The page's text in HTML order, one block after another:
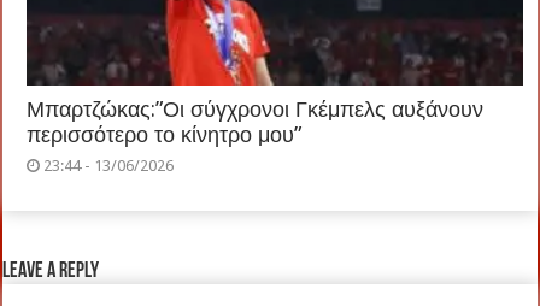
Μπαρτζώκας:”Οι σύγχρονοι Γκέμπελς αυξάνουν
περισσότερο το κίνητρο μου”
23:44 - 13/06/2026
Leave a Reply